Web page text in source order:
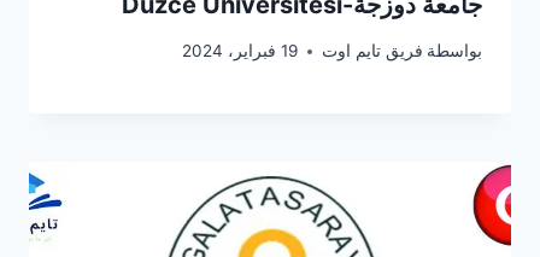
بواسطة فريق تايم اوت 19 فبراير، 2024